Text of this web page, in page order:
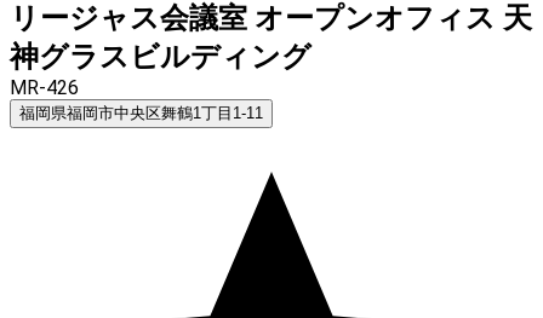
リージャス会議室 オープンオフィス 天
神グラスビルディング
MR-426
福岡県福岡市中央区舞鶴1丁目1-11